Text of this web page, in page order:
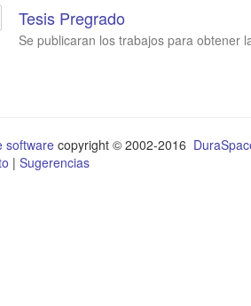
Tesis Pregrado
Se publicaran los trabajos para obtener
softwarecopyright © 2002-2016
| Sugerencias